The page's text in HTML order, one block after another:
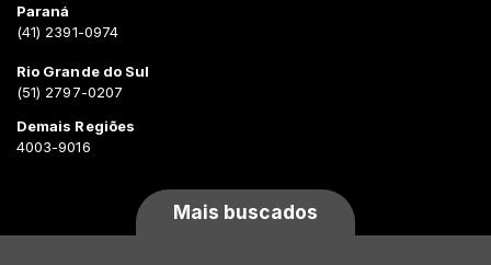
Paraná
(41) 2391-0974
Rio Grande do Sul
(51) 2797-0207
Demais Regiões
4003-9016
Mais buscados